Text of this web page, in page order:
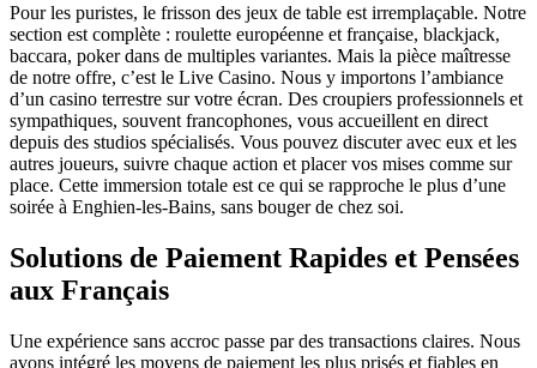
Pour les puristes, le frisson des jeux de table est irremplaçable. Notre
section est complète : roulette européenne et française, blackjack,
baccara, poker dans de multiples variantes. Mais la pièce maîtresse
de notre offre, c’est le Live Casino. Nous y importons l’ambiance
d’un casino terrestre sur votre écran. Des croupiers professionnels et
sympathiques, souvent francophones, vous accueillent en direct
depuis des studios spécialisés. Vous pouvez discuter avec eux et les
autres joueurs, suivre chaque action et placer vos mises comme sur
place. Cette immersion totale est ce qui se rapproche le plus d’une
soirée à Enghien-les-Bains, sans bouger de chez soi.
Solutions de Paiement Rapides et Pensées
aux Français
Une expérience sans accroc passe par des transactions claires. Nous
avons intégré les moyens de paiement les plus prisés et fiables en